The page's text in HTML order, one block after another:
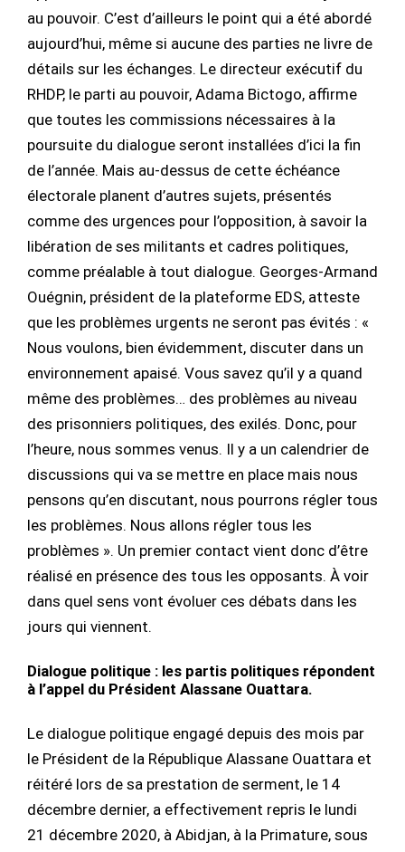
au pouvoir. C’est d’ailleurs le point qui a été abordé
aujourd’hui, même si aucune des parties ne livre de
détails sur les échanges. Le directeur exécutif du
RHDP, le parti au pouvoir, Adama Bictogo, affirme
que toutes les commissions nécessaires à la
poursuite du dialogue seront installées d’ici la fin
de l’année. Mais au-dessus de cette échéance
électorale planent d’autres sujets, présentés
comme des urgences pour l’opposition, à savoir la
libération de ses militants et cadres politiques,
comme préalable à tout dialogue. Georges-Armand
Ouégnin, président de la plateforme EDS, atteste
que les problèmes urgents ne seront pas évités : «
Nous voulons, bien évidemment, discuter dans un
environnement apaisé. Vous savez qu’il y a quand
même des problèmes… des problèmes au niveau
des prisonniers politiques, des exilés. Donc, pour
l’heure, nous sommes venus. Il y a un calendrier de
discussions qui va se mettre en place mais nous
pensons qu’en discutant, nous pourrons régler tous
les problèmes. Nous allons régler tous les
problèmes ». Un premier contact vient donc d’être
réalisé en présence des tous les opposants. À voir
dans quel sens vont évoluer ces débats dans les
jours qui viennent.
Dialogue politique : les partis politiques répondent
à l’appel du Président Alassane Ouattara.
Le dialogue politique engagé depuis des mois par
le Président de la République Alassane Ouattara et
réitéré lors de sa prestation de serment, le 14
décembre dernier, a effectivement repris le lundi
21 décembre 2020, à Abidjan, à la Primature, sous